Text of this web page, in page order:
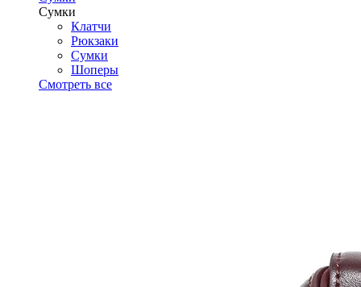
Сумки
Клатчи
Рюкзаки
Сумки
Шоперы
Смотреть все